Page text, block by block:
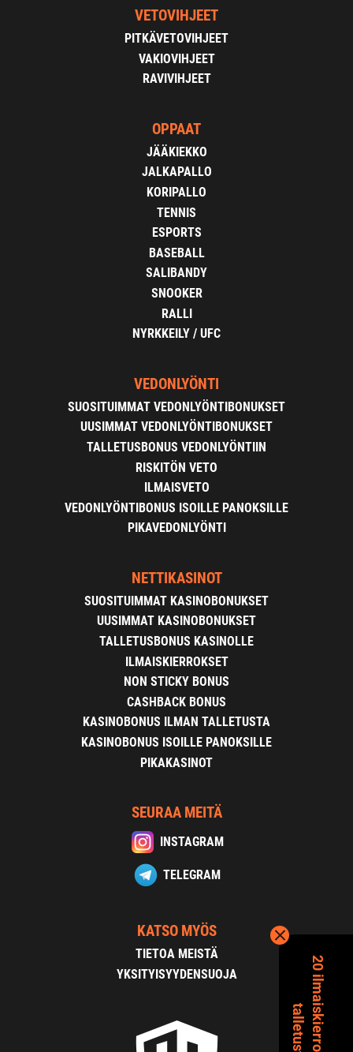
VETOVIHJEET
PITKÄVETOVIHJEET
VAKIOVIHJEET
RAVIVIHJEET
OPPAAT
JÄÄKIEKKO
JALKAPALLO
KORIPALLO
TENNIS
ESPORTS
BASEBALL
SALIBANDY
SNOOKER
RALLI
NYRKKEILY / UFC
VEDONLYÖNTI
SUOSITUIMMAT VEDONLYÖNTIBONUKSET
UUSIMMAT VEDONLYÖNTIBONUKSET
TALLETUSBONUS VEDONLYÖNTIIN
RISKITÖN VETO
ILMAISVETO
VEDONLYÖNTIBONUS ISOILLE PANOKSILLE
PIKAVEDONLYÖNTI
NETTIKASINOT
SUOSITUIMMAT KASINOBONUKSET
UUSIMMAT KASINOBONUKSET
TALLETUSBONUS KASINOLLE
ILMAISKIERROKSET
NON STICKY BONUS
CASHBACK BONUS
KASINOBONUS ILMAN TALLETUSTA
KASINOBONUS ISOILLE PANOKSILLE
PIKAKASINOT
SEURAA MEITÄ
INSTAGRAM
TELEGRAM
KATSO MYÖS
TIETOA MEISTÄ
YKSITYISYYDENSUOJA
i
t